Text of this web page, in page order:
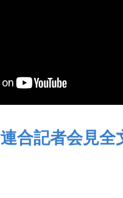
連合記者会見全